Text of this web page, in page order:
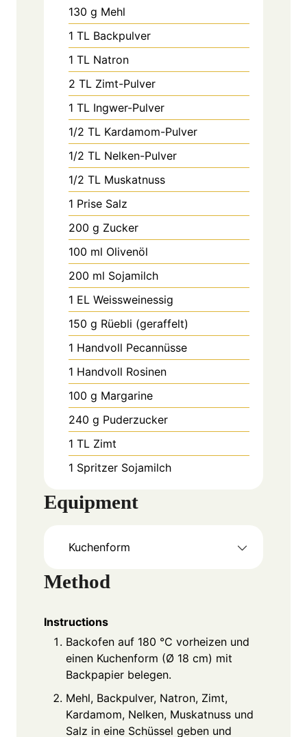
130 g Mehl
1 TL Backpulver
1 TL Natron
2 TL Zimt-Pulver
1 TL Ingwer-Pulver
1/2 TL Kardamom-Pulver
1/2 TL Nelken-Pulver
1/2 TL Muskatnuss
1 Prise Salz
200 g Zucker
100 ml Olivenöl
200 ml Sojamilch
1 EL Weissweinessig
150 g Rüebli (geraffelt)
1 Handvoll Pecannüsse
1 Handvoll Rosinen
100 g Margarine
240 g Puderzucker
1 TL Zimt
1 Spritzer Sojamilch
Equipment
Kuchenform
Method
Instructions
Backofen auf 180 °C vorheizen und
einen Kuchenform (Ø 18 cm) mit
Backpapier belegen.
Mehl, Backpulver, Natron, Zimt,
Kardamom, Nelken, Muskatnuss und
Salz in eine Schüssel geben und